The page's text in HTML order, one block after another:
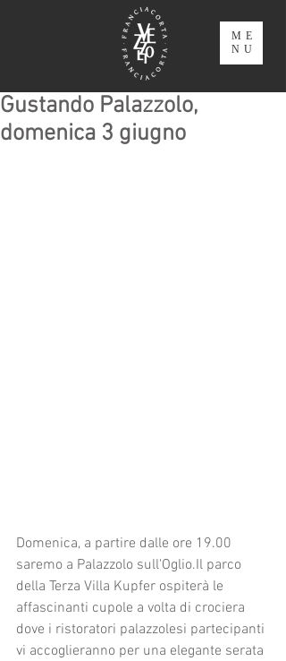
ME
NU
Gustando Palazzolo,
domenica 3 giugno
Domenica, a partire dalle ore 19.00
saremo a Palazzolo sull'Oglio.Il parco
della Terza Villa Kupfer ospiterà le
affascinanti cupole a volta di crociera
dove i ristoratori palazzolesi partecipanti
vi accoglieranno per una elegante serata